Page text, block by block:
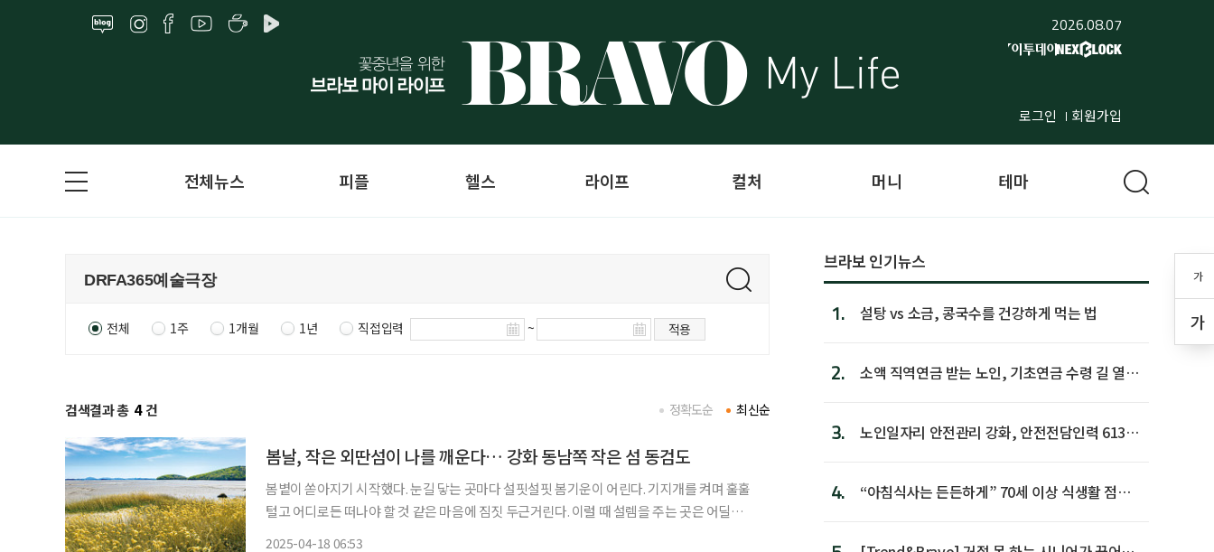
2026.08.07
로그인 회원가입
가
가
전체뉴스 피플 헬스 라이프 컬처 머니 테마
전체 1주 1개월 1년 직접입력 ~ 적용
검색결과 총 4 건 최신순
정확도순
봄날, 작은 외딴섬이 나를 깨운다… 강화 동남쪽 작은 섬 동검도
봄볕이 쏟아지기 시작했다. 눈길 닿는 곳마다 설핏설핏 봄기운이 어린다. 기지개를 켜며 훌훌
털고 어디로든 떠나야 할 것 같은 마음에 짐짓 두근거린다. 이럴 때 설렘을 주는 곳은 어딜까.
2025-04-18 06:53
브라보 인기뉴스
1. 설탕 vs 소금, 콩국수를 건강하게 먹는 법
2.
소액 직역연금 받는 노인, 기초연금 수령 길 열린
3.
노인일자리 안전관리 강화, 안전전담인력 613명
4.
“아침식사는 든든하게” 70세 이상 식생활 점수